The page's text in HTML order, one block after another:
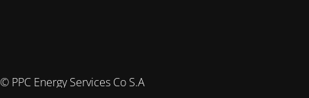
© PPC Energy Services Co S.A